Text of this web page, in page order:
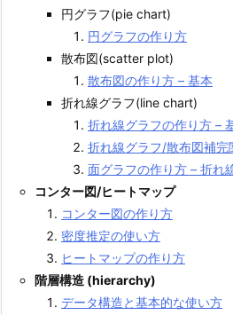
円グラフ(pie chart)
円グラフの作り方
散布図(scatter plot)
散布図の作り方 – 基本
折れ線グラフ(line chart)
折れ線グラフの作り方 –
折れ線グラフ/散布図補完
面グラフの作り方 – 折れ
コンター図/ヒートマップ
コンター図の作り方
密度推定の使い方
ヒートマップの作り方
階層構造 (hierarchy)
データ構造と基本的な使い方